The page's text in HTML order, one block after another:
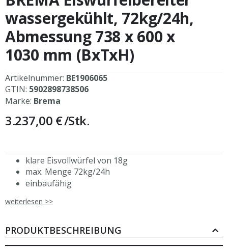
der
springen
wassergekühlt, 72kg/24h,
Abmessung 738 x 600 x
1030 mm (BxTxH)
Artikelnummer: BE1906065
GTIN: 5902898738506
Marke: Brema
3.237,00 €/Stk.
klare Eisvollwürfel von 18g
max. Menge 72kg/24h
einbaufähig
höhenverstellbare Füße
Gehäuse aus Edelstahl 18/8 mit Scotch Brite finish
isolierter Schiebedeckel
weiterlesen >>
PRODUKTBESCHREIBUNG